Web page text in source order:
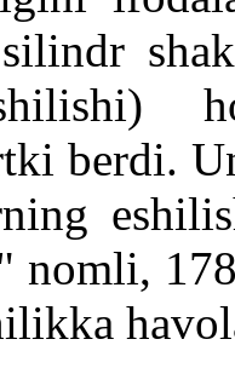
berdi.
nomli,